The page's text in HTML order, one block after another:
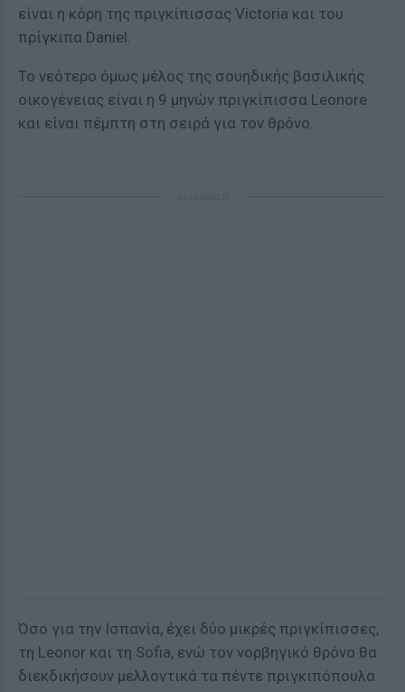
είναι η κόρη της πριγκίπισσας Victoria και του
πρίγκιπα Daniel.
Το νεότερο όμως μέλος της σουηδικής βασιλικής
οικογένειας είναι η 9 μηνών πριγκίπισσα Leonore
και είναι πέμπτη στη σειρά για τον θρόνο.
Όσο για την Ισπανία, έχει δύο μικρές πριγκίπισσες,
τη Leonor και τη Sofia, ενώ τον νορβηγικό θρόνο θα
διεκδικήσουν μελλοντικά τα πέντε πριγκιπόπουλα